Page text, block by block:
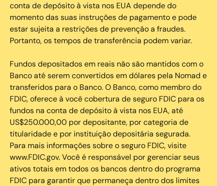
conta de depósito à vista nos EUA depende do
momento das suas instruções de pagamento e pode
estar sujeita a restrições de prevenção a fraudes.
Portanto, os tempos de transferência podem variar.
Fundos depositados em reais não são mantidos com o
Banco até serem convertidos em dólares pela Nomad e
transferidos para o Banco. O Banco, como membro do
FDIC, oferece à você cobertura de seguro FDIC para os
fundos na conta de depósito à vista nos EUA, até
US$250.000,00 por depositante, por categoria de
titularidade e por instituição depositária segurada.
Para mais informações sobre o seguro FDIC, visite
www.FDIC.gov. Você é responsável por gerenciar seus
ativos totais em todos os bancos dentro do programa
FDIC para garantir que permaneça dentro dos limites